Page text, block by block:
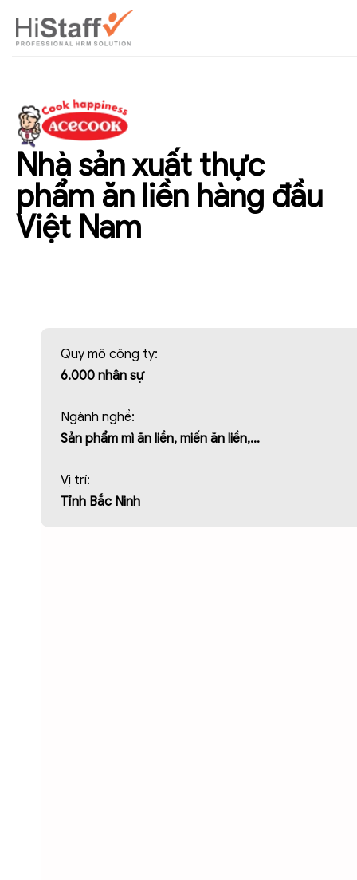
Nhà sản xuất thực
phẩm ăn liền hàng đầu
Việt Nam
Quy mô công ty:
6.000 nhân sự
Ngành nghề:
Sản phẩm mì ăn liền, miến ăn liền,…
Vị trí:
Tỉnh Bắc Ninh